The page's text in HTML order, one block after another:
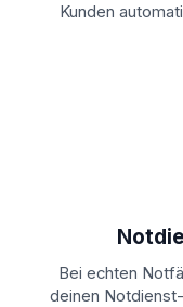
Kunden
Bei echten
deinen